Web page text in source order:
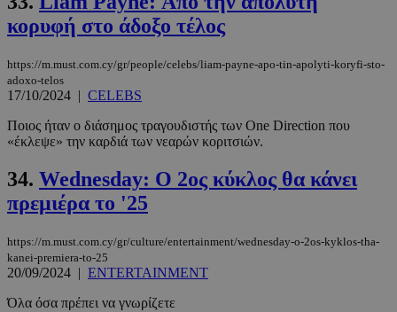
κορυφή στο άδοξο τέλος
https://m.must.com.cy/gr/people/celebs/liam-payne-apo-tin-apolyti-koryfi-sto-
adoxo-telos
17/10/2024 | CELEBS
Ποιος ήταν ο διάσημος τραγουδιστής των One Direction που
«έκλεψε» την καρδιά των νεαρών κοριτσιών.
34. Wednesday: Ο 2ος κύκλος θα κάνει
πρεμιέρα το '25
https://m.must.com.cy/gr/culture/entertainment/wednesday-o-2os-kyklos-tha-
kanei-premiera-to-25
20/09/2024 | ENTERTAINMENT
Όλα όσα πρέπει να γνωρίζετε